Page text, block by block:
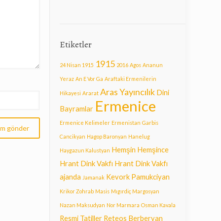
Etiketler
24 Nisan 1915 1915 2016 Agos Ananun
Yeraz An E Vor Ga Araftaki Ermenilerin
Hikayesi Ararat Aras Yayıncılık Dini
Bayramlar Ermenice
Ermenice Kelimeler Ermenistan Garbis
Cancikyan Hagop Baronyan Hanelug
Haygazun Kalustyan Hemşin Hemşince
Hrant Dink Vakfı Hrant Dink Vakfı
ajanda Jamanak Kevork Pamukciyan
Krikor Zohrab Masis Mıgırdiç Margosyan
Nazan Maksudyan Nor Marmara Osman Kavala
Resmi Tatiller Reteos Berberyan